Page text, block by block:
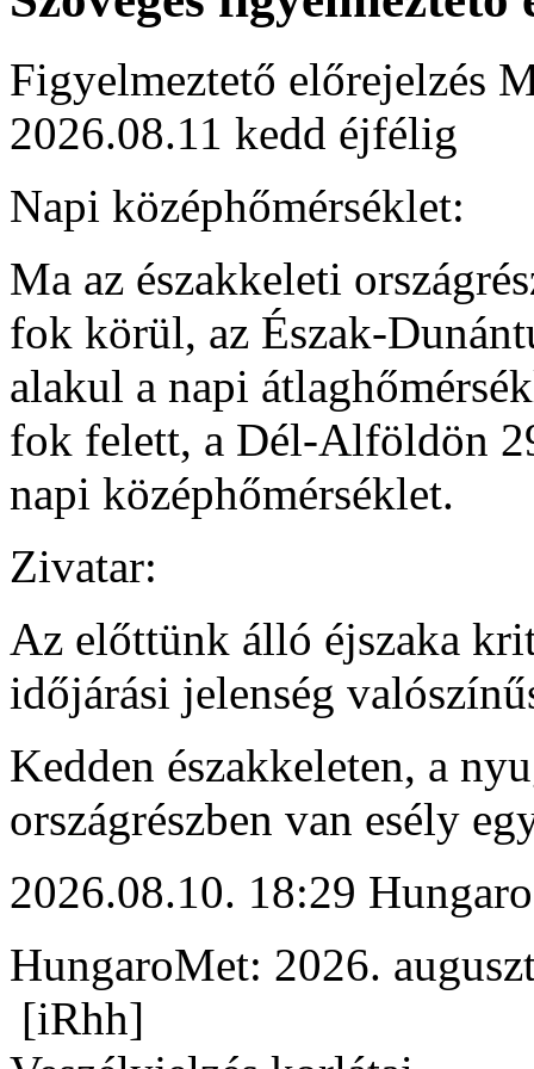
Figyelmeztető előrejelzés
2026.08.11 kedd éjfélig
Napi középhőmérséklet:
Ma az északkeleti
fok körül, az Észak-
alakul a napi
fok felett, a Dél-Alföldön
napi középhőmérséklet.
Zivatar:
Az előttünk álló éjszaka
időjárási jelenség
Kedden északkeleten, a
országrészben van esély
2026.08.10. 18:29
HungaroMet: 2026.
[iRhh]